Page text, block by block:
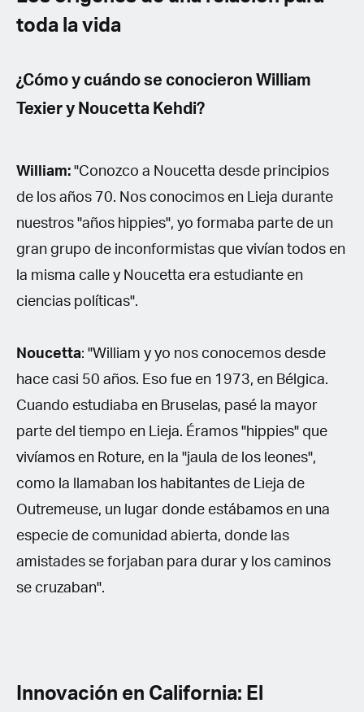
toda la vida
¿Cómo y cuándo se conocieron William
Texier y Noucetta Kehdi?
William: "Conozco a Noucetta desde principios
de los años 70. Nos conocimos en Lieja durante
nuestros "años hippies", yo formaba parte de un
gran grupo de inconformistas que vivían todos en
la misma calle y Noucetta era estudiante en
ciencias políticas".
Noucetta: "William y yo nos conocemos desde
hace casi 50 años. Eso fue en 1973, en Bélgica.
Cuando estudiaba en Bruselas, pasé la mayor
parte del tiempo en Lieja. Éramos "hippies" que
vivíamos en Roture, en la "jaula de los leones",
como la llamaban los habitantes de Lieja de
Outremeuse, un lugar donde estábamos en una
especie de comunidad abierta, donde las
amistades se forjaban para durar y los caminos
se cruzaban".
Innovación en California: El